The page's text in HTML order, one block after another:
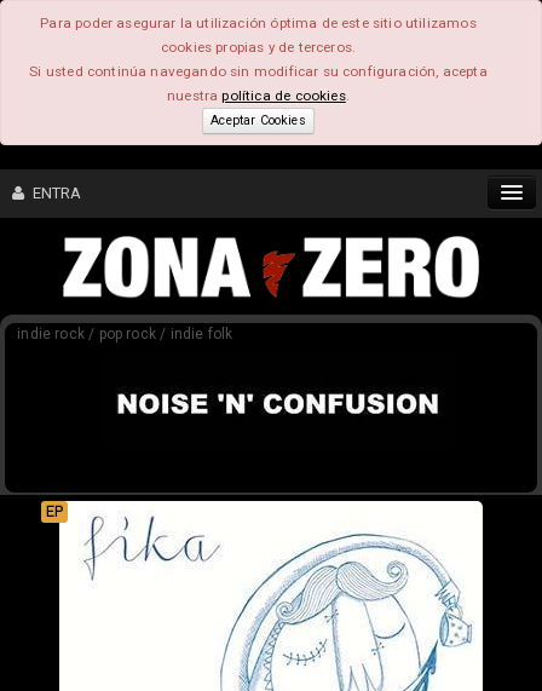
Para poder asegurar la utilización óptima de este sitio utilizamos
cookies propias y de terceros.
Si usted continúa navegando sin modificar su configuración, acepta
nuestrapolítica de cookies.
Aceptar Cookies
ENTRA
CONTENIDO
COMUNIDAD
FEEEDBACK
indie rock / pop rock / indie folk
EP